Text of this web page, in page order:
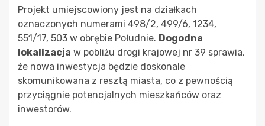
Projekt umiejscowiony jest na działkach
oznaczonych numerami 498/2, 499/6, 1234,
551/17, 503 w obrębie Południe. Dogodna
lokalizacja w pobliżu drogi krajowej nr 39 sprawia,
że nowa inwestycja będzie doskonale
skomunikowana z resztą miasta, co z pewnością
przyciągnie potencjalnych mieszkańców oraz
inwestorów.